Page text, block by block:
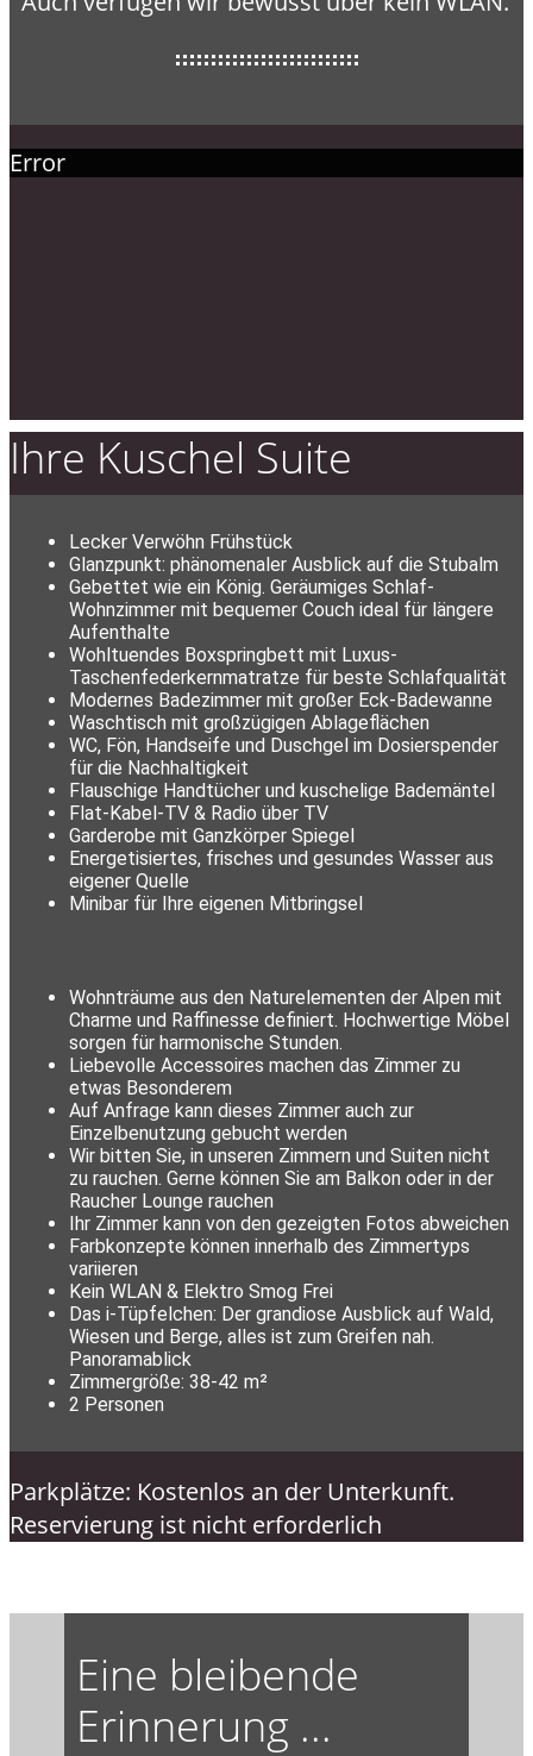
Error
Ihre Kuschel Suite
Lecker Verwöhn Frühstück
Glanzpunkt: phänomenaler Ausblick auf die Stubalm
Gebettet wie ein König. Geräumiges Schlaf-
Wohnzimmer mit bequemer Couch ideal für längere
Aufenthalte
Wohltuendes Boxspringbett mit Luxus-
Taschenfederkernmatratze für beste Schlafqualität
Modernes Badezimmer mit großer Eck-Badewanne
Waschtisch mit großzügigen Ablageflächen
WC, Fön, Handseife und Duschgel im Dosierspender
für die Nachhaltigkeit
Flauschige Handtücher und kuschelige Bademäntel
Flat-Kabel-TV & Radio über TV
Garderobe mit Ganzkörper Spiegel
Energetisiertes, frisches und gesundes Wasser aus
eigener Quelle
Minibar für Ihre eigenen Mitbringsel
Wohnträume aus den Naturelementen der Alpen mit
Charme und Raffinesse definiert. Hochwertige Möbel
sorgen für harmonische Stunden.
Liebevolle Accessoires machen das Zimmer zu
etwas Besonderem
Auf Anfrage kann dieses Zimmer auch zur
Einzelbenutzung gebucht werden
Wir bitten Sie, in unseren Zimmern und Suiten nicht
zu rauchen. Gerne können Sie am Balkon oder in der
Raucher Lounge rauchen
Ihr Zimmer kann von den gezeigten Fotos abweichen
Farbkonzepte können innerhalb des Zimmertyps
variieren
Kein WLAN & Elektro Smog Frei
Das i-Tüpfelchen: Der grandiose Ausblick auf Wald,
Wiesen und Berge, alles ist zum Greifen nah.
Panoramablick
Zimmergröße: 38-42 m²
2 Personen
Parkplätze: Kostenlos an der Unterkunft.
Reservierung ist nicht erforderlich
Eine bleibende
Erinnerung ...